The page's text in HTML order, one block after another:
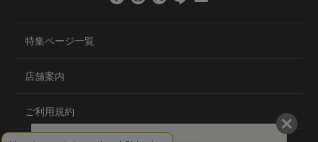
特集ページ一覧
店舗案内
ご利用規約